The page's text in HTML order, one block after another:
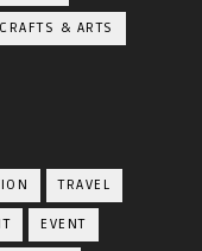
CRAFTS & ARTS
TRAVEL
EVENT